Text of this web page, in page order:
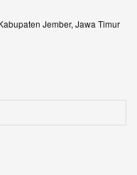
Jember, Jawa Timur